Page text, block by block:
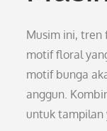
Musim ini, tren
motif floral
motif bunga
anggun.
untuk tampilan